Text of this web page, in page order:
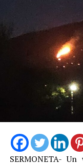
SERMONETA-